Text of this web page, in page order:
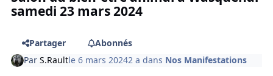
samedi 23 mars 2024
Partager
Abonnés
ParS.Raultle 6 mars 20242 a dans Nos Manifestations